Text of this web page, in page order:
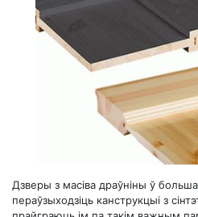
Дзверы з масіва драўніны ў
пераўзыходзіць канструкцыі з